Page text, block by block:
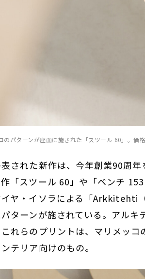
のパターンが座面に施された「スツール 60」。価格
された新作は、今年創業90周
「スツール 60」や「ベンチ
ヤ・イソラによる「Arkkitehti
ターンが施されている。アル
れらのプリントは、マリメッ
テリア向けのもの。